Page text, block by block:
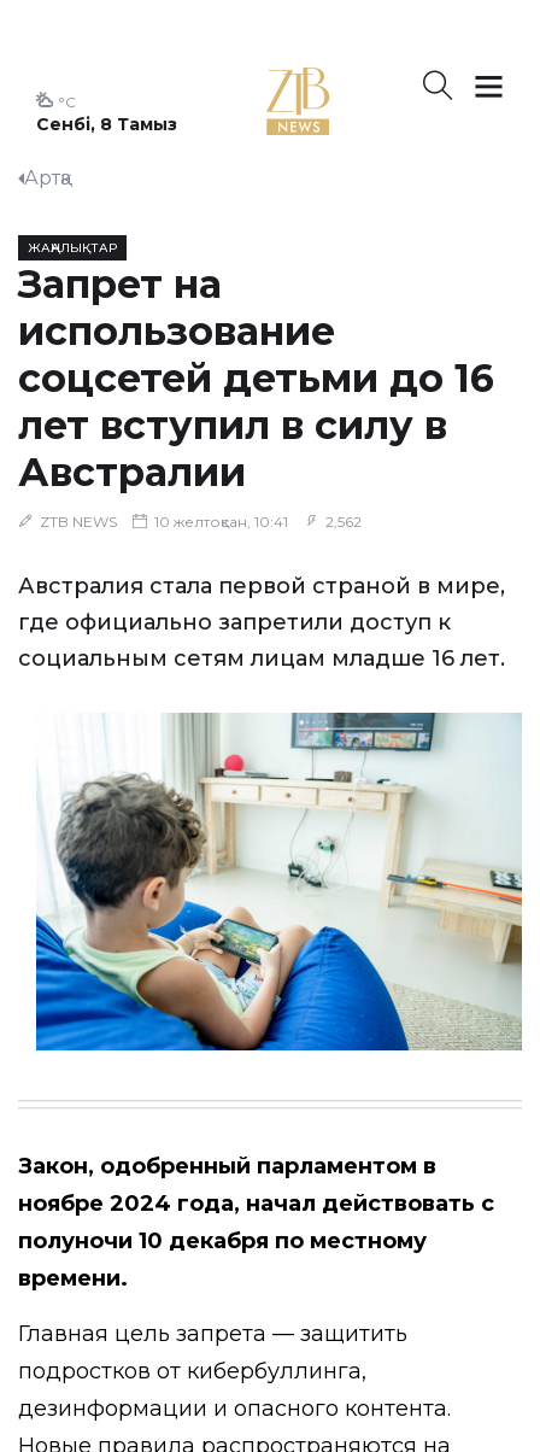
Сенбі, 8 Тамыз
°C
Артқа
ЖАҢАЛЫҚТАР
Запрет на
использование
соцсетей детьми до 16
лет вступил в силу в
Австралии
ZTB NEWS 10 желтоқсан, 10:41 2,562
Австралия стала первой страной в мире,
где официально запретили доступ к
социальным сетям лицам младше 16 лет.
Закон, одобренный парламентом в
ноябре 2024 года, начал действовать с
полуночи 10 декабря по местному
времени.
Главная цель запрета — защитить
подростков от кибербуллинга,
дезинформации и опасного контента.
Новые правила распространяются на